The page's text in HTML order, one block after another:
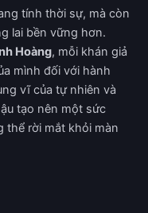
tính thời sự, mà còn
lai bền vững hơn.
Hoàng, mỗi khán giả
mình đối với hành
vĩ của tự nhiên và
tạo nên một sức
thể rời mắt khỏi màn